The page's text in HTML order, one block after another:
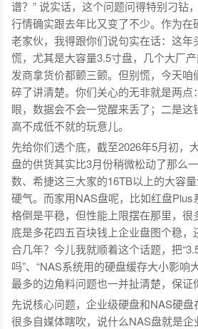
谱？” 说实话，这个问题问得特别刁钻
行情确实跟去年比又变了不少。作为在
老家伙，我得跟你们说句实在话：这年
慌，尤其是大容量3.5寸盘，几个大厂
发商拿货价都颤三颤。但别慌，今天
碎了讲清楚。你们关心的无非就是两点
眼，数据会不会一觉醒来丢了；二是
高不成低不就的玩意儿。
先给你们透个底，截至2026年5月初，
盘的供货其实比3月份稍微松动了那么
数、希捷这三大家的16TB以上的大容
硬气。而家用NAS盘呢，比如红盘
格倒是平稳，但性能上限摆在那里，
底是多花四五百块钱上企业盘图个稳
合几年？今儿我就顺着这个话题，把
吗”、“NAS系统用的硬盘缓存大小影响
最多的边角料问题也一并扯清楚，保证
先说核心问题，企业级硬盘和NAS硬
很多自媒体瞎吹，说什么NAS盘就是企